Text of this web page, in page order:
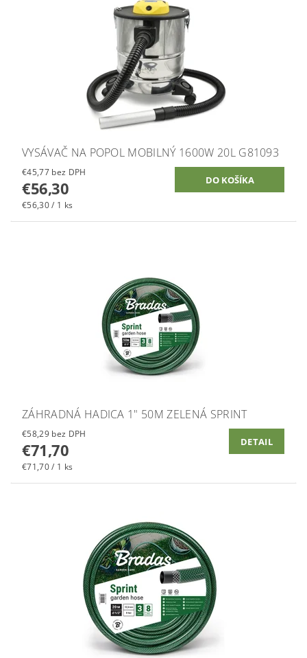
VYSÁVAČ NA POPOL MOBILNÝ 1600W 20L G81093
€45,77 bez DPH
€56,30
€56,30 / 1 ks
ZÁHRADNÁ HADICA 1" 50M ZELENÁ SPRINT
€58,29 bez DPH
€71,70
€71,70 / 1 ks
DETAIL